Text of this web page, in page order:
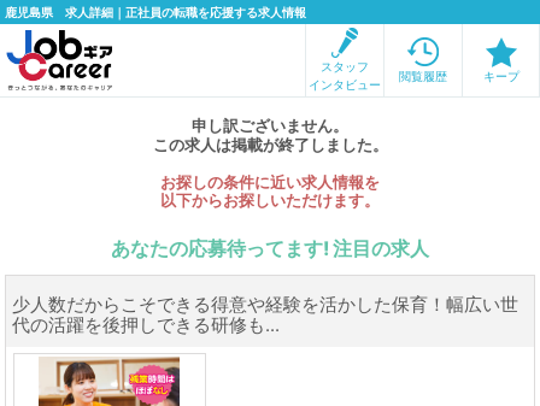
鹿児島県 求人詳細｜正社員の転職を応援する求人情報
スタッフ
インタビュー
閲覧履歴 キープ
申し訳ございません。
この求人は掲載が終了しました。
お探しの条件に近い求人情報を
以下からお探しいただけます。
あなたの応募待ってます! 注目の求人
少人数だからこそできる得意や経験を活かした保育！幅広い世
代の活躍を後押しできる研修も...